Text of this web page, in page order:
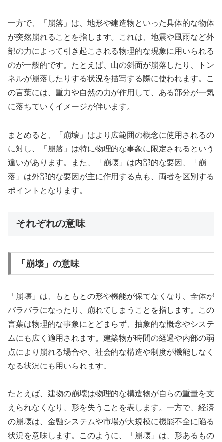
一方で、「崩落」は、地形や建造物といった具体的な物体
が突然崩れることを指します。これは、地震や風雨など外
部の力によって引き起こされる物理的な現象に用いられる
のが一般的です。たとえば、山の斜面が崩落したり、トン
ネルが崩落したりする状況を描写する際に使われます。こ
の言葉には、重力や自然の力が作用して、ある部分が一気
に落ちていくイメージが伴います。
まとめると、「崩壊」はより広範囲の概念に使用されるの
に対し、「崩落」は特に物理的な事象に限定されるという
違いがあります。また、「崩壊」は内部的な要因、「崩
落」は外部的な要因が主に作用する点も、両者を区別する
ポイントとなります。
それぞれの意味
「崩壊」の意味
「崩壊」は、もともとの形や機能が保てなくなり、全体が
バラバラになったり、崩れてしまうことを指します。この
言葉は物理的な事象にとどまらず、抽象的な概念やシステ
ムにも広く適用されます。建築物が時間の経過や内部の弱
点により崩れる場合や、社会的な構造や制度が機能しなく
なる状況にも用いられます。
たとえば、建物の崩壊は物理的な構造物が自らの重量を支
えられなくなり、形を失うことを表します。一方で、経済
の崩壊は、金融システムや市場が大規模に機能不全に陥る
状況を意味します。このように、「崩壊」は、形あるもの